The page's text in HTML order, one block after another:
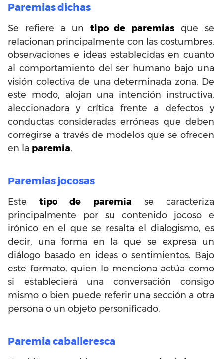
Paremias dichas
Se refiere a un tipo de paremias que se
relacionan principalmente con las costumbres,
observaciones e ideas establecidas en cuanto
al comportamiento del ser humano bajo una
visión colectiva de una determinada zona. De
este modo, alojan una intención instructiva,
aleccionadora y crítica frente a defectos y
conductas consideradas erróneas que deben
corregirse a través de modelos que se ofrecen
en la paremia.
Paremias jocosas
Estetipo de paremia se caracteriza
principalmente por su contenido jocoso e
irónico en el que se resalta el dialogismo, es
decir, una forma en la que se expresa un
diálogo basado en ideas o sentimientos. Bajo
este formato, quien lo menciona actúa como
si estableciera una conversación consigo
mismo o bien puede referir una sección a otra
persona o un objeto personificado.
Paremia caballeresca